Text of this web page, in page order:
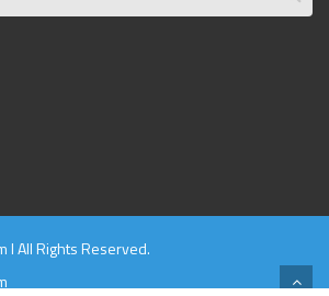
l All Rights Reserved.